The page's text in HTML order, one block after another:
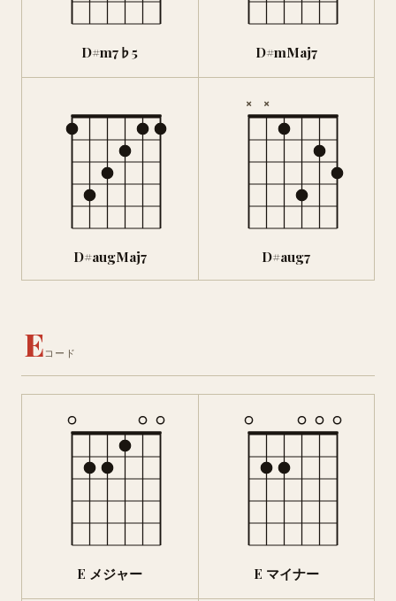
D#m7♭5 D#mMaj7
D#augMaj7
× ×
D#aug7
Eコード
E メジャー E マイナー